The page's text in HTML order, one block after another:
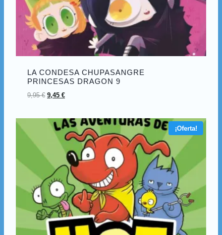
LA CONDESA CHUPASANGRE
PRINCESAS DRAGON 9
9,95€ 9,45€
¡Oferta!